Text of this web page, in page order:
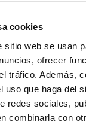
cookies
sitio web se usan
ofrecer
tráfico. Además,
uso que haga del
redes sociales,
combinarla con
FORMS
de February por